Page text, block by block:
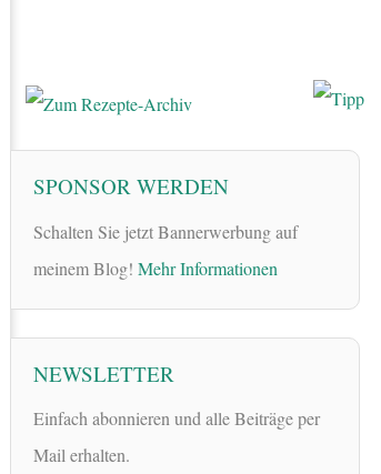
SPONSOR WERDEN
Schalten Sie jetzt Bannerwerbung auf
meinem Blog! Mehr Informationen
NEWSLETTER
Einfach abonnieren und alle Beiträge per
Mail erhalten.